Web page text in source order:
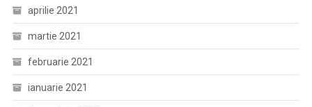
aprilie 2021
martie 2021
februarie 2021
ianuarie 2021